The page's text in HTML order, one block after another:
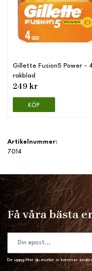
Gillette Fusion5 Power - 4
rakblad
249 kr
KÖP
Artikelnummer:
7014
Få våra bästa
De uppgifter du matar in kommer